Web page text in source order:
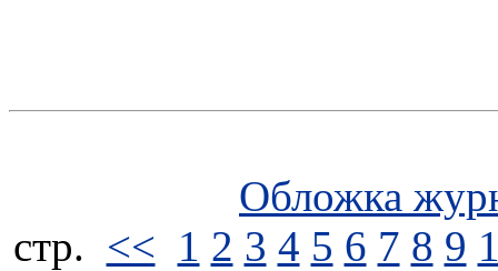
Обложка
стp. << 1 2 3 4 5 6 7 8 9